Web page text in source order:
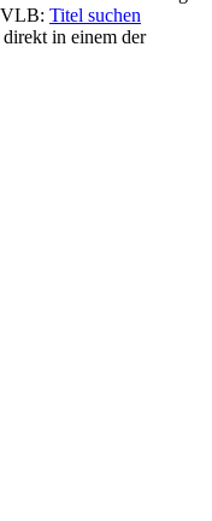
VLB: Titel suchen
in einem der